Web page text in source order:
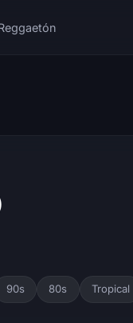
90s 80s Tropical